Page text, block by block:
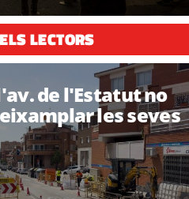
LECTORS
de l'Estatut no
les seves